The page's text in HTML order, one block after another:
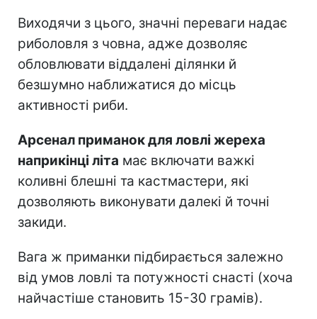
Виходячи з цього, значні переваги надає
риболовля з човна, адже дозволяє
обловлювати віддалені ділянки й
безшумно наближатися до місць
активності риби.
Арсенал приманок для ловлі жереха
наприкінці літа має включати важкі
коливні блешні та кастмастери, які
дозволяють виконувати далекі й точні
закиди.
Вага ж приманки підбирається залежно
від умов ловлі та потужності снасті (хоча
найчастіше становить 15-30 грамів).